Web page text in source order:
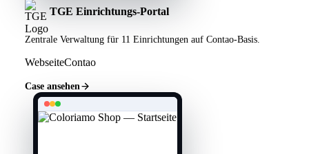
TGE Einrichtungs-Portal
Zentrale Verwaltung für 11 Einrichtungen auf Contao-Basis.
WebseiteContao
Case ansehen